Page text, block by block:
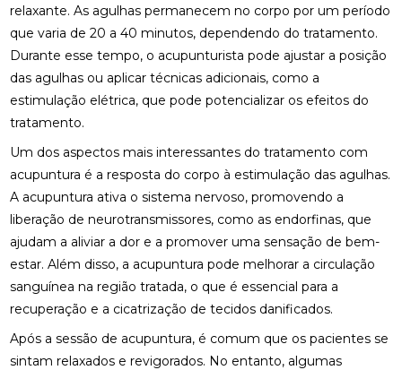
relaxante. As agulhas permanecem no corpo por um período
que varia de 20 a 40 minutos, dependendo do tratamento.
Durante esse tempo, o acupunturista pode ajustar a posição
das agulhas ou aplicar técnicas adicionais, como a
estimulação elétrica, que pode potencializar os efeitos do
tratamento.
Um dos aspectos mais interessantes do tratamento com
acupuntura é a resposta do corpo à estimulação das agulhas.
A acupuntura ativa o sistema nervoso, promovendo a
liberação de neurotransmissores, como as endorfinas, que
ajudam a aliviar a dor e a promover uma sensação de bem-
estar. Além disso, a acupuntura pode melhorar a circulação
sanguínea na região tratada, o que é essencial para a
recuperação e a cicatrização de tecidos danificados.
Após a sessão de acupuntura, é comum que os pacientes se
sintam relaxados e revigorados. No entanto, algumas
TRATAMENTO PODE AJUDAR NA RECUPERAÇÃO
TRATAMENTO PODE MELHORAR SEU EQUILÍBRIO E
QUALIDADE DE VIDA
FISIOTERAPIA NA LABIRINTITE: COMO O
QUALIDADE DE VIDA
SINTOMAS
FISIOTERAPIA NA REABILITAÇÃO VESTIBULAR: A
SOLUÇÃO PARA DORES DE CABEÇA E EQUILÍBRIO
FISIOTERAPIA NA REABILITAÇÃO VESTIBULAR: UMA
ABORDAGEM EFICAZ PARA O TRATAMENTO
FISIOTERAPIA NA REABILITAÇÃO VESTIBULAR